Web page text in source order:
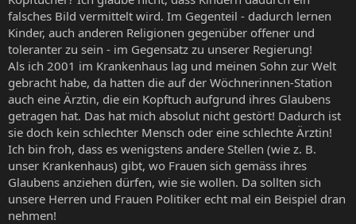
falsches Bild vermittelt wird. Im Gegenteil - dadurch lernen
Kinder, auch anderen Religionen gegenüber offener und
toleranter zu sein - im Gegensatz zu unserer Regierung!
Als ich 2001 im Krankenhaus lag und meinen Sohn zur Welt
gebracht habe, da hatten die auf der Wöchnerinnen-Station
auch eine Ärztin, die ein Kopftuch aufgrund ihres Glaubens
getragen hat. Das hat mich absolut nicht gestört! Dadurch ist
sie doch kein schlechter Mensch oder eine schlechte Ärztin!
Ich bin froh, dass es wenigstens andere Stellen (wie z. B.
unser Krankenhaus) gibt, wo Frauen sich gemäss ihres
Glaubens anziehen dürfen, wie sie wollen. Da sollten sich
unsere Herren und Frauen Politiker echt mal ein Beispiel dran
nehmen!